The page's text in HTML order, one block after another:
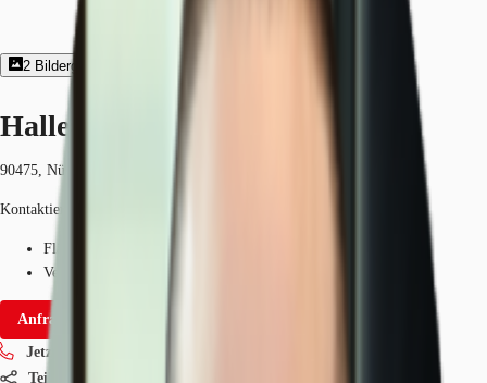
2 Bildergalerie
Hallen - Nürnberg - M2229
90475, Nürnberg, Bayern
Kontaktieren Sie uns für den Preis
Fläche
Verfügbarkeit
Anfrage senden
Jetzt anrufen
Teilen